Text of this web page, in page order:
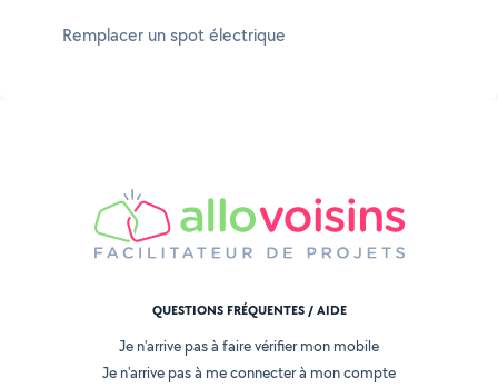
Remplacer un spot électrique
QUESTIONS FRÉQUENTES / AIDE
Je n'arrive pas à faire vérifier mon mobile
Je n'arrive pas à me connecter à mon compte